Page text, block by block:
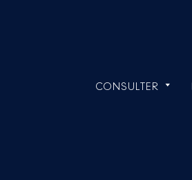
CONSULTER